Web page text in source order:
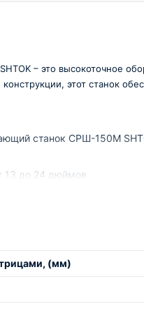
– это высокоточное
этот станок
станок СРШ-150M
13 до 24 дюймов
от Технопрома –
(мм)